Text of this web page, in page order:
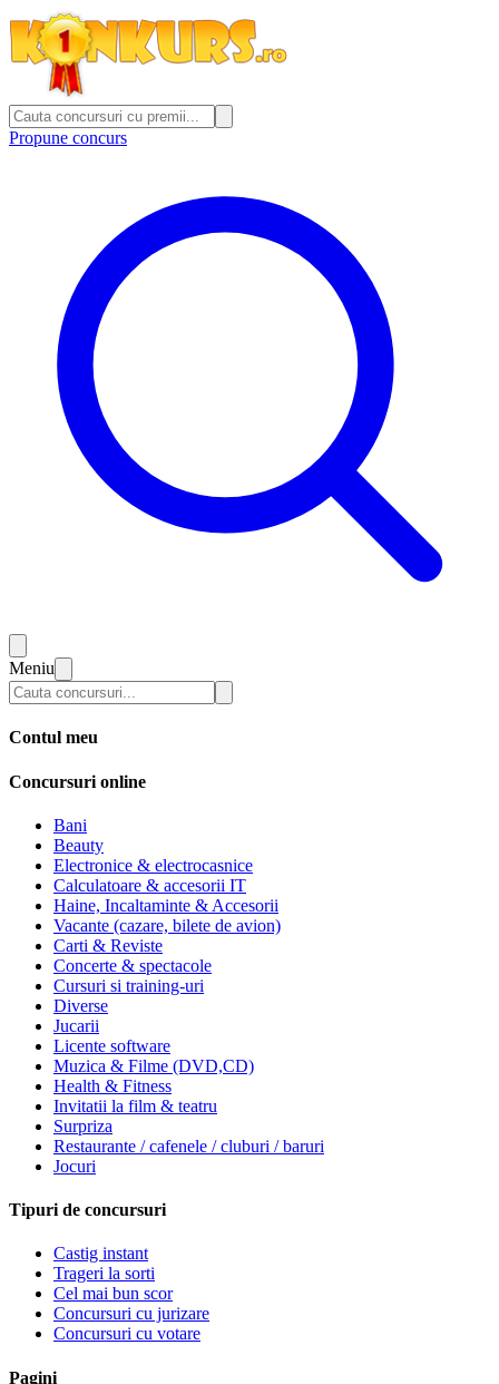
Propune concurs
Meniu
Contul meu
Concursuri online
Bani
Beauty
Electronice & electrocasnice
Calculatoare & accesorii IT
Haine, Incaltaminte & Accesorii
Vacante (cazare, bilete de avion)
Carti & Reviste
Concerte & spectacole
Cursuri si training-uri
Diverse
Jucarii
Licente software
Muzica & Filme (DVD,CD)
Health & Fitness
Invitatii la film & teatru
Surpriza
Restaurante / cafenele / cluburi / baruri
Jocuri
Tipuri de concursuri
Castig instant
Trageri la sorti
Cel mai bun scor
Concursuri cu jurizare
Concursuri cu votare
Pagini